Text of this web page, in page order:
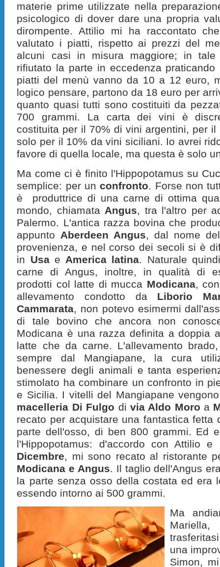
materie prime utilizzate nella
psicologico di dover dare una propria
dirompente. Attilio mi ha raccontato
valutato i piatti, rispetto ai prezzi del
alcuni casi in misura maggiore; in
rifiutato la parte in eccedenza
piatti del menù vanno da 10 a 12 euro,
logico pensare, partono da 18 euro per
quanto quasi tutti sono costituiti da
700 grammi. La carta dei vini è
costituita per il 70% di vini argentini, per
solo per il 10% da vini siciliani. Io avrei
favore di quella locale, ma questa è solo
Ma come ci è finito l'Hippopotamus su
semplice: per unconfronto. Forse non
è produttrice di una carne di ottima
mondo, chiamata Angus, tra l'altro per
Palermo. L'antica razza bovina che
appunto Aberdeen Angus, dal nome
provenienza, e nel corso dei secoli si è
in Usa e America latina. Naturale
carne di Angus, inoltre, in qualità di
prodotti col latte di mucca Modicana,
allevamento condotto da Liborio
Cammarata, non potevo esimermi
di tale bovino che ancora non
Modicana è una razza definita a doppia
latte che da carne. L'allevamento
sempre dal Mangiapane, la cura
benessere degli animali e tanta
stimolato ha combinare un confronto in
e Sicilia. I vitelli del Mangiapane
macelleria Di Fulgo di via Aldo Moro a
recato per acquistare una fantastica fetta
parte dell'osso, di ben 800 grammi. Ed
l'Hippopotamus: d'accordo con Attilio
Dicembre, mi sono recato al ristorante
Modicana e Angus. Il taglio dell'Angus
la parte senza osso della costata ed era
essendo intorno ai 500 grammi.
Ma
una
Simon,